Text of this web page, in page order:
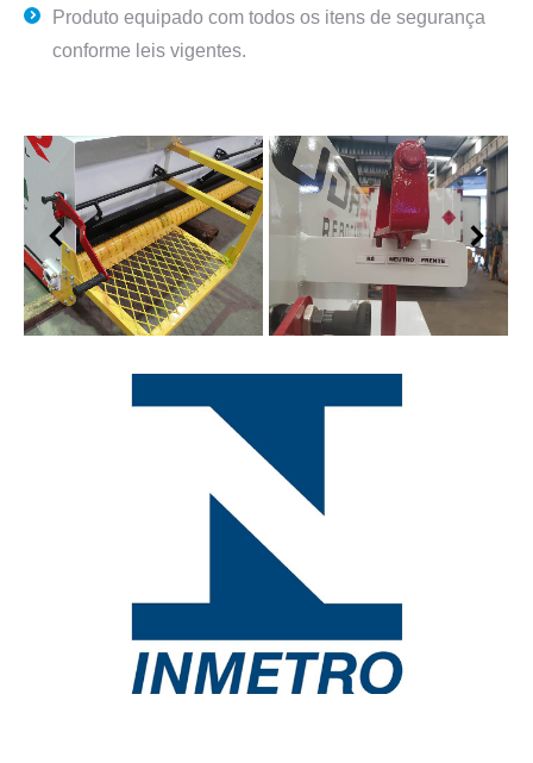
Produto equipado com todos os itens de segurança
conforme leis vigentes.